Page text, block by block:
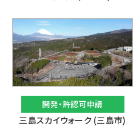
開発・許認可申請
三島スカイウォーク (三島市)